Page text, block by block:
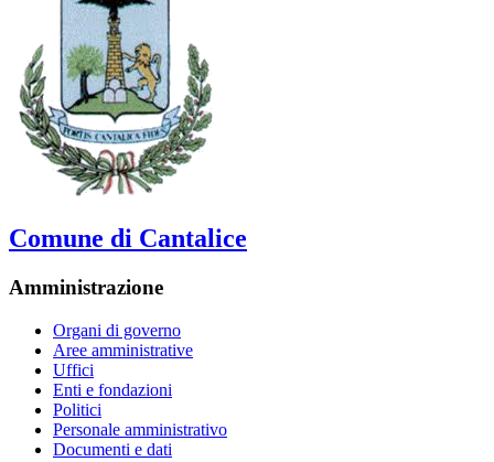
Comune di Cantalice
Amministrazione
Organi di governo
Aree amministrative
Uffici
Enti e fondazioni
Politici
Personale amministrativo
Documenti e dati